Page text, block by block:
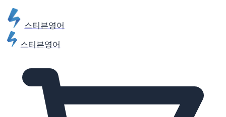
스티븐영어
스티븐영어